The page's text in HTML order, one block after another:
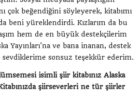
çok beğendiğini söyleyerek, kitabımı
beni yüreklendirdi. Kızlarım da bu
hem de en büyük destekçilerim
Yayınları'na ve bana inanan, destek
sevdiklerime sonsuz teşekkür ederim.
isimli şiir kitabınız Alaska
Kitabınızda şiirseverleri ne tür şiirler